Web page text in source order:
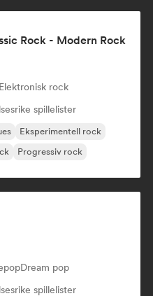
Rock - Modern Rock
Elektronisk rock
spillelister
Eksperimentell rock
Progressiv rock
Dream pop
spillelister